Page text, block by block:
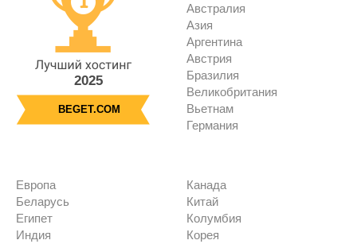
2025
BEGET.COM
Австралия
Азия
Аргентина
Австрия
Бразилия
Великобритания
Вьетнам
Германия
Европа
Беларусь
Египет
Индия
Канада
Китай
Колумбия
Корея